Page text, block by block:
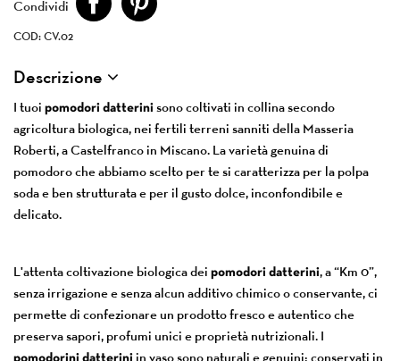
Condividi
COD: CV.02
Descrizione
I tuoi pomodori datterini sono coltivati in collina secondo
agricoltura biologica, nei fertili terreni sanniti della Masseria
Roberti, a Castelfranco in Miscano. La varietà genuina di
pomodoro che abbiamo scelto per te si caratterizza per la polpa
soda e ben strutturata e per il gusto dolce, inconfondibile e
delicato.
L'attenta coltivazione biologica dei pomodori datterini, a “Km 0”,
senza irrigazione e senza alcun additivo chimico o conservante, ci
permette di confezionare un prodotto fresco e autentico che
preserva sapori, profumi unici e proprietà nutrizionali. I
pomodorini datterini in vaso sono naturali e genuini: conservati in